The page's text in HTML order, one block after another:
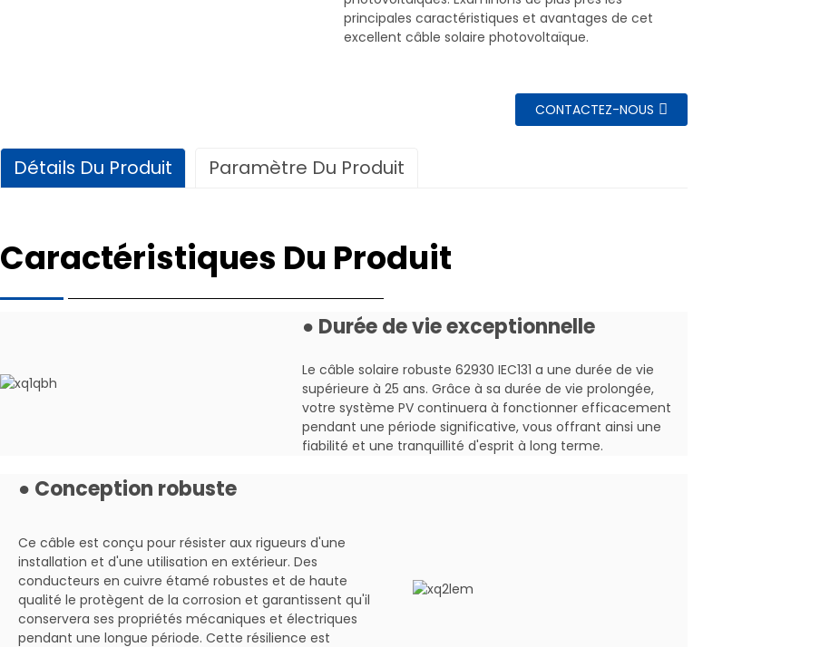
principales caractéristiques et avantages de cet
excellent câble solaire photovoltaïque.
CONTACTEZ-NOUS
Détails Du Produit Paramètre Du Produit
Caractéristiques Du Produit
● Durée de vie exceptionnelle
Le câble solaire robuste 62930 IEC131 a une durée de vie
supérieure à 25 ans. Grâce à sa durée de vie prolongée,
votre système PV continuera à fonctionner efficacement
pendant une période significative, vous offrant ainsi une
fiabilité et une tranquillité d'esprit à long terme.
● Conception robuste
Ce câble est conçu pour résister aux rigueurs d'une
installation et d'une utilisation en extérieur. Des
conducteurs en cuivre étamé robustes et de haute
qualité le protègent de la corrosion et garantissent qu'il
conservera ses propriétés mécaniques et électriques
pendant une longue période. Cette résilience est
Origine
Chine
Câble solaire photovoltaïque CC
Noir, rouge, marron, gris ou personnalisé
Spécification1
Nombre de cœurs
Noyau unique
Paquet de transport
Tambour ou roulement
Tension nominale
CA : 1,0/1,0 kV CC : 1,5 kV
Test de tension sur câble terminé
CA : 6,5 kV CC : 15 kV, 5 min